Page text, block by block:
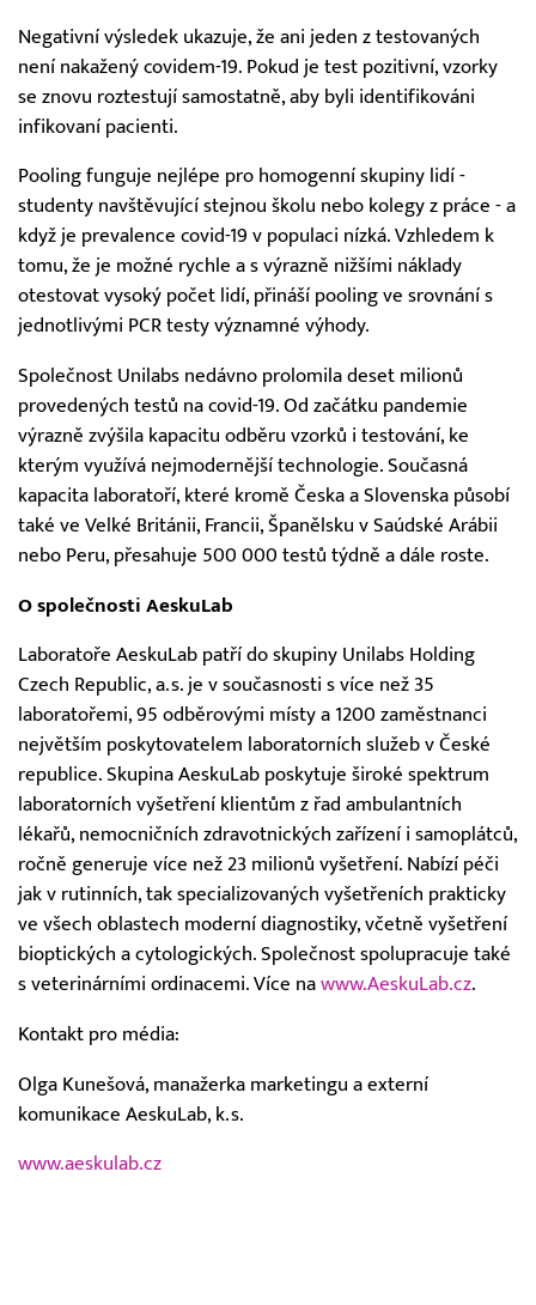
Negativní výsledek ukazuje, že ani jeden z testovaných
není nakažený covidem-19. Pokud je test pozitivní, vzorky
se znovu roztestují samostatně, aby byli identifikováni
infikovaní pacienti.
Pooling funguje nejlépe pro homogenní skupiny lidí -
studenty navštěvující stejnou školu nebo kolegy z práce - a
když je prevalence covid-19 v populaci nízká. Vzhledem k
tomu, že je možné rychle a s výrazně nižšími náklady
otestovat vysoký počet lidí, přináší pooling ve srovnání s
jednotlivými PCR testy významné výhody.
Společnost Unilabs nedávno prolomila deset milionů
provedených testů na covid-19. Od začátku pandemie
výrazně zvýšila kapacitu odběru vzorků i testování, ke
kterým využívá nejmodernější technologie. Současná
kapacita laboratoří, které kromě Česka a Slovenska působí
také ve Velké Británii, Francii, Španělsku v Saúdské Arábii
nebo Peru, přesahuje 500 000 testů týdně a dále roste.
O společnosti AeskuLab
Laboratoře AeskuLab patří do skupiny Unilabs Holding
Czech Republic, a.s. je v současnosti s více než 35
laboratořemi, 95 odběrovými místy a 1200 zaměstnanci
největším poskytovatelem laboratorních služeb v České
republice. Skupina AeskuLab poskytuje široké spektrum
laboratorních vyšetření klientům z řad ambulantních
lékařů, nemocničních zdravotnických zařízení i samoplátců,
ročně generuje více než 23 milionů vyšetření. Nabízí péči
jak v rutinních, tak specializovaných vyšetřeních prakticky
ve všech oblastech moderní diagnostiky, včetně vyšetření
bioptických a cytologických. Společnost spolupracuje také
s veterinárními ordinacemi. Více na www.AeskuLab.cz.
Kontakt pro média:
Olga Kunešová, manažerka marketingu a externí
komunikace AeskuLab, k.s.
www.aeskulab.cz